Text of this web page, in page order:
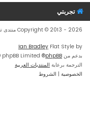
تجربتي
Copyright © 2013 - 2026 منتدى تجربتي All rights reserved.
Flat Style by
Ian Bradley
بدعم من phpBB
® Forum Software © phpBB Limited
الترجمة برعاية المنتديات العربية
الخصوصية | الشروط